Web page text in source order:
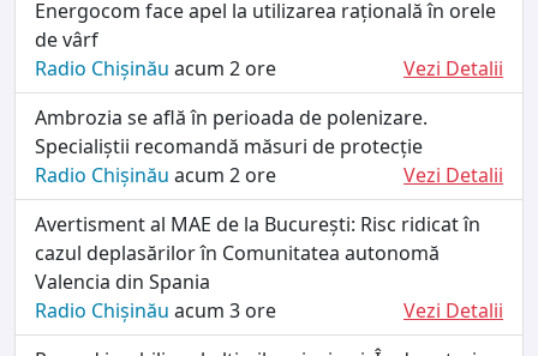
Energocom face apel la utilizarea rațională în orele
de vârf
Radio Chișinău acum 2 ore
Vezi Detalii
Ambrozia se află în perioada de polenizare.
Specialiștii recomandă măsuri de protecție
Radio Chișinău acum 2 ore
Vezi Detalii
Avertisment al MAE de la București: Risc ridicat în
cazul deplasărilor în Comunitatea autonomă
Valencia din Spania
Radio Chișinău acum 3 ore
Vezi Detalii